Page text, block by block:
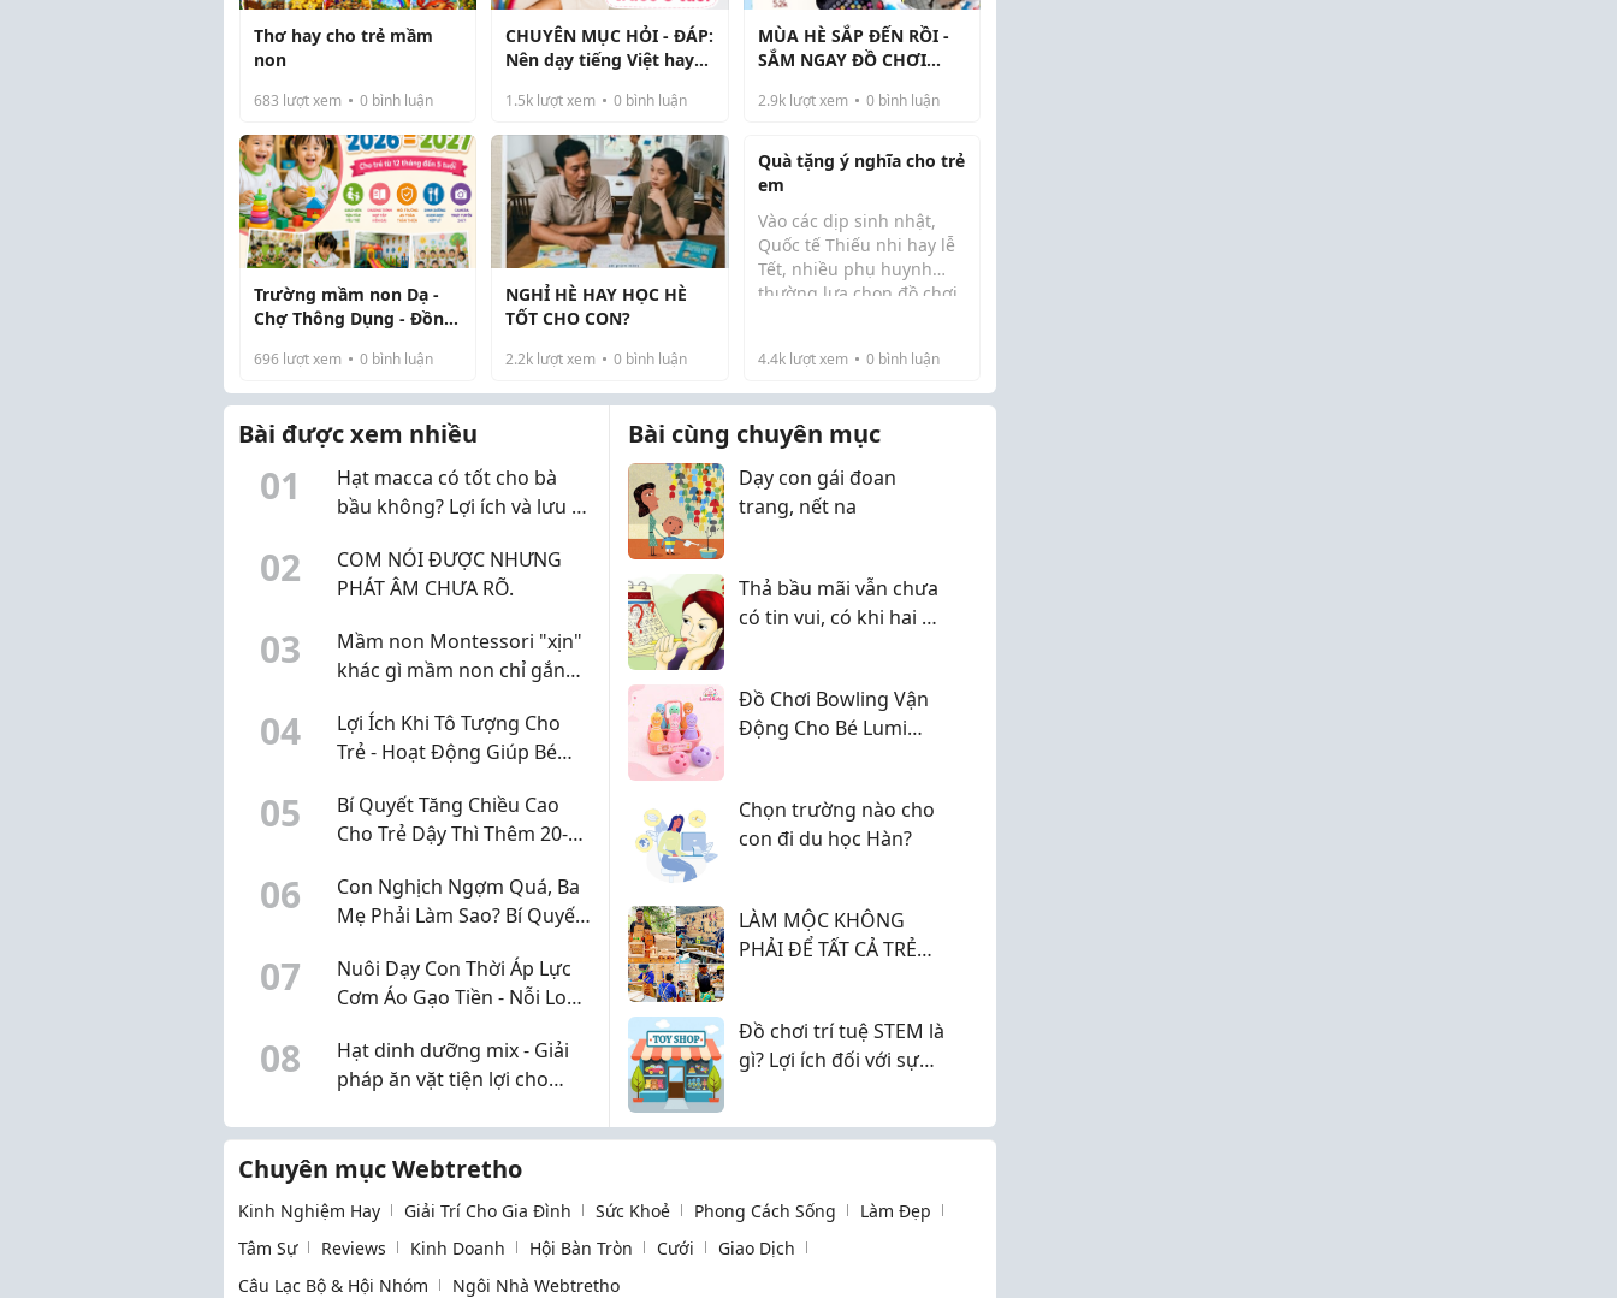
Thơ hay cho trẻ mầm
non
683 lượt xem 0 bình luận
CHUYÊN MỤC HỎI - ĐÁP:
Nên dạy tiếng Việt hay
dưới 6 tuổi?
1.5k lượt xem 0 bình luận
MÙA HÈ SẮP ĐẾN RỒI -
SẮM NGAY ĐỒ CHƠI
KHOSITHANHHANG.COM
2.9klượt xem 0bình luận
Trường mầm non Dạ -
Chợ Thông Dụng - Đồng
tháng đầu đời của trẻ
696 lượt xem 0 bình luận
NGHỈ HÈ HAY HỌC HÈ
TỐT CHO CON?
2.2k lượt xem 0 bình luận
Quà tặng ý nghĩa cho trẻ
em
Vào các dịp sinh nhật,
Quốc tế Thiếu nhi hay lễ
Tết, nhiều phụ huynh
thường lựa chọn đồ chơi
chỉ mang tính giải trí, các
sản phẩm đồ chơi giáo
dục và phát tr...
4.4klượt xem 0bình luận
Bài được xem nhiều
01
Hạt macca có tốt cho bà
bầu không? Lợi ích và lưu ý
02
COM NÓI ĐƯỢC NHƯNG
PHÁT ÂM CHƯA RÕ.
03
Mầm non Montessori "xịn"
khác gì mầm non chỉ gắn
04
Lợi Ích Khi Tô Tượng Cho
Trẻ - Hoạt Động Giúp Bé
05
Bí Quyết Tăng Chiều Cao
Cho Trẻ Dậy Thì Thêm 20-
06
Con Nghịch Ngợm Quá, Ba
Mẹ Phải Làm Sao? Bí Quyết
Không Cần La Hét
07
Nuôi Dạy Con Thời Áp Lực
Cơm Áo Gạo Tiền - Nỗi Lo
Giúp Bé Phát Triển Toàn
Diện
08
Hạt dinh dưỡng mix - Giải
pháp ăn vặt tiện lợi cho
Bài cùng chuyên mục
Dạy con gái đoan
trang, nết na
Thả bầu mãi vẫn chưa
có tin vui, có khi hai vợ
Đồ Chơi Bowling Vận
Động Cho Bé Lumi
Chọn trường nào cho
con đi du học Hàn?
LÀM MỘC KHÔNG
PHẢI ĐỂ TẤT CẢ TRẺ
Đồ chơi trí tuệ STEM là
gì? Lợi ích đối với sự
Chuyên mục Webtretho
Kinh Nghiệm Hay Giải Trí Cho Gia Đình Sức Khoẻ Phong Cách Sống
Làm Đẹp
Tâm Sự
Reviews Kinh Doanh Hội Bàn Tròn Cưới
Giao Dịch
Câu Lạc Bộ & Hội Nhóm
Ngôi Nhà Webtretho